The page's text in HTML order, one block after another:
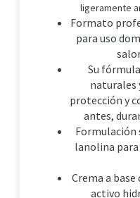
ligeramente
Formato
para uso
Su
naturales
protección y
antes,
Formulación
lanolina
Crema a
activo